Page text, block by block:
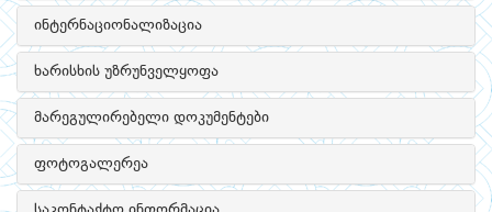
ინტერნაციონალიზაცია
ხარისხის უზრუნველყოფა
მარეგულირებელი დოკუმენტები
ფოტოგალერეა